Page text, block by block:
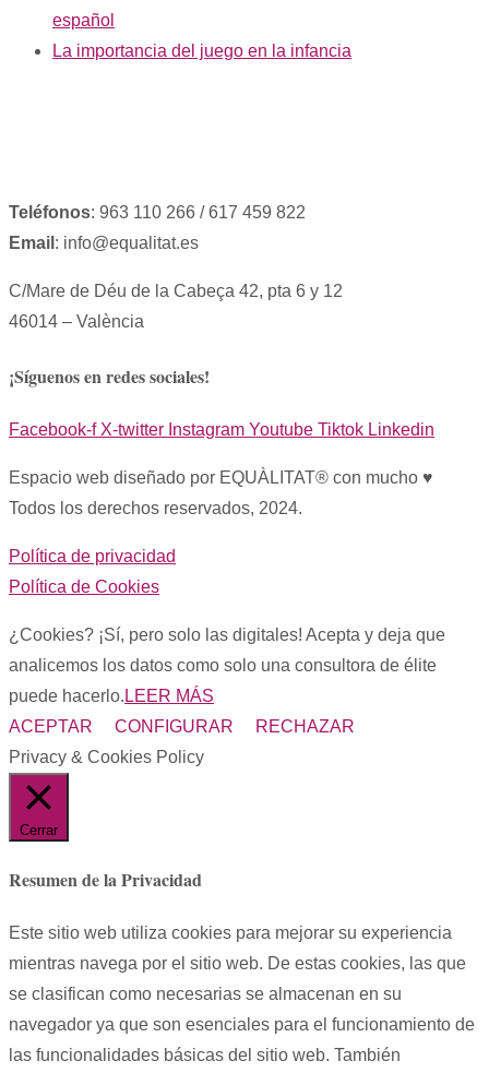
español
La importancia del juego en la infancia
Teléfonos: 963 110 266 / 617 459 822
Email : info@equalitat.es
C/Mare de Déu de la Cabeça 42, pta 6 y 12
46014 – València
¡Síguenos en redes sociales!
Facebook-f X-twitter Instagram Youtube Tiktok Linkedin
Espacio web diseñado por EQUÀLITAT® con mucho ♥︎
Todos los derechos reservados, 2024.
Política de privacidad
Política de Cookies
¿Cookies? ¡Sí, pero solo las digitales! Acepta y deja que
analicemos los datos como solo una consultora de élite
puede hacerlo. LEER MÁS
ACEPTAR
CONFIGURAR
RECHAZAR
Privacy & Cookies Policy
Cerrar
Resumen de la Privacidad
Este sitio web utiliza cookies para mejorar su experiencia
mientras navega por el sitio web. De estas cookies, las que
se clasifican como necesarias se almacenan en su
navegador ya que son esenciales para el funcionamiento de
las funcionalidades básicas del sitio web. También